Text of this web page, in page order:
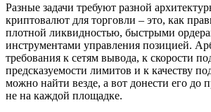
Разные задачи требуют разной
криптовалют для торговли – это, как
плотной ликвидностью, быстрыми
инструментами управления позицией.
требования к сетям вывода, к скорости
предсказуемости лимитов и к качеству
можно найти везде, а вот донести его до
не на каждой площадке.